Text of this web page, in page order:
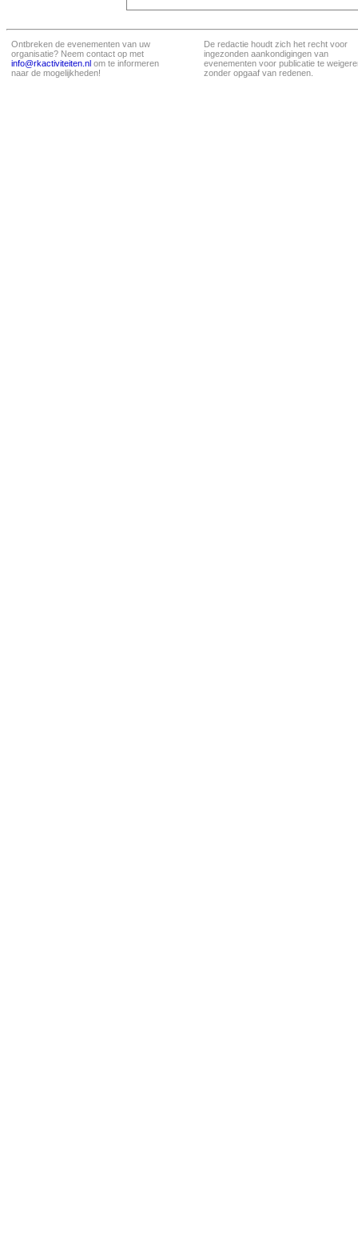
Ontbreken de evenementen van uw
organisatie? Neem contact op met
info@rkactiviteiten.nl om te informeren
naar de mogelijkheden!
De redactie houdt zich het recht voor
ingezonden aankondigingen van
evenementen voor publicatie te
zonder opgaaf van redenen.